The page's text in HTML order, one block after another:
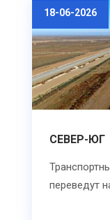
18-06-2026
СЕВЕР-ЮГ
переведут